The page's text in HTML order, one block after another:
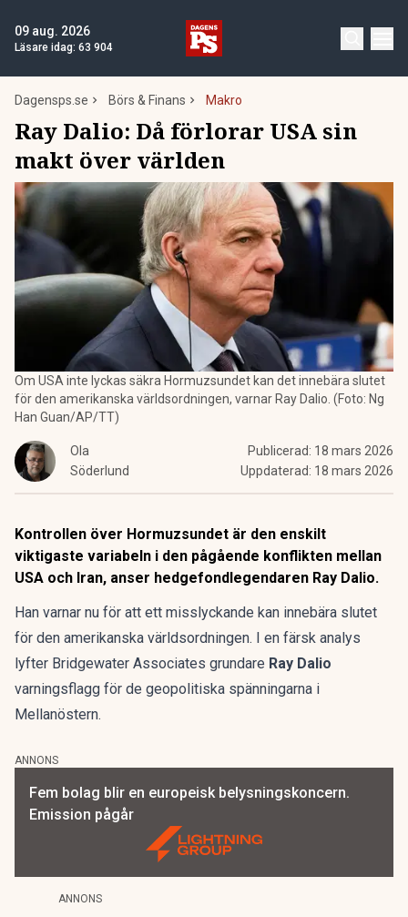
09 aug. 2026
Läsare idag: 63 904
Dagensps.se Börs & Finans Makro
Ray Dalio: Då förlorar USA sin
makt över världen
Om USA inte lyckas säkra Hormuzsundet kan det innebära slutet
för den amerikanska världsordningen, varnar Ray Dalio. (Foto: Ng
Han Guan/AP/TT)
Ola
Söderlund
Publicerad: 18 mars 2026
Uppdaterad: 18 mars 2026
Kontrollen över Hormuzsundet är den enskilt
viktigaste variabeln i den pågående konflikten mellan
USA och Iran, anser hedgefondlegendaren Ray Dalio.
Han varnar nu för att ett misslyckande kan innebära slutet
för den amerikanska världsordningen. I en färsk analys
lyfter Bridgewater Associates grundare Ray Dalio
varningsflagg för de geopolitiska spänningarna i
Mellanöstern.
ANNONS
Fem bolag blir en europeisk belysningskoncern.
Emission pågår
ANNONS